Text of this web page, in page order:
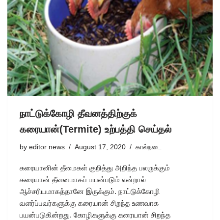
நாட்டுக்கோழி தீவனத்திற்குக்
கரையான்(Termite) உற்பத்தி செய்தல்
by editor news August 17, 2020 கால்நடை
கரையானின் தீமைகள் குறித்து அறிந்த பலருக்கும்
கரையான் தீவனமாகப் பயன்படும் என்றால்
ஆச்சரியமாகத்தானே இருக்கும். நாட்டுக்கோழி
வளர்ப்பவர்களுக்கு கரையான் சிறந்த உணவாக
பயன்படுகின்றது. கோழிகளுக்கு கரையான் சிறந்த